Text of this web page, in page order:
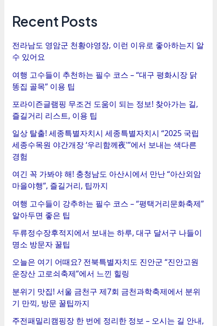
Recent Posts
전라남도 영암군 천황야영장, 이런 이유로 좋아하는지 알
수 있어요
여행 고수들이 추천하는 필수 코스 – “대구 평화시장 닭
똥집 골목” 이용 팁
포라이즌글램핑 무조건 도움이 되는 정보! 찾아가는 길,
즐길거리 리스트, 이용 팁
일상 탈출! 세종특별자치시 세종특별자치시 “2025 국립
세종수목원 야간개장 ‘우리함께夜'”에서 보내는 색다른
경험
여긴 꼭 가봐야 해! 충청남도 아산시에서 만난 “아산외암
마을야행”, 즐길거리, 팁까지
여행 고수들이 강추하는 필수 코스 – “평택거리문화축제”
알아두면 좋은 팁
두류정수장후적지에서 보내는 하루, 대구 달서구 나들이
명소 방문자 꿀팁
오늘은 여기 어때요? 전북특별자치도 진안군 “진안고원
운장산 고로쇠축제”에서 느낀 힐링
분위기 맛집! 서울 금천구 제7회 금천과학축제에서 분위
기 만끽, 방문 꿀팁까지
주전패밀리캠핑장 한 번에 정리한 정보 – 오시는 길 안내,